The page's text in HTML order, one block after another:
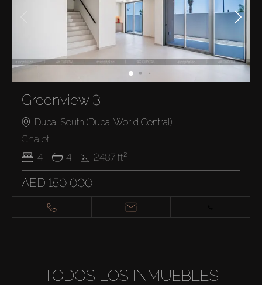
Greenview 3
Dubai South (Dubai World Central)
Chalet
4
4 2487 ft²
AED 150,000
TODOS LOS INMUEBLES